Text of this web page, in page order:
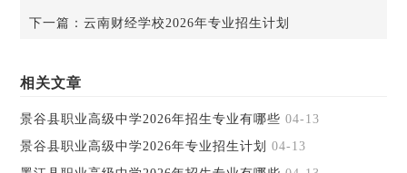
下一篇：云南财经学校2026年专业招生计划
相关文章
景谷县职业高级中学2026年招生专业有哪些 04-13
景谷县职业高级中学2026年专业招生计划
04-13